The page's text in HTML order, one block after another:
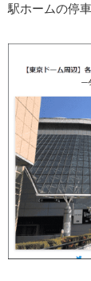
駅ホームの停